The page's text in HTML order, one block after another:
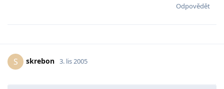
Odpovědět
S skrebon 3. lis 2005